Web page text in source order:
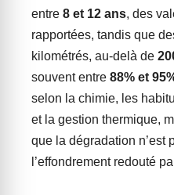
entre 8 et 12 ans, des
rapportées, tandis que
kilométrés, au-delà de
souvent entre 88% et
selon la chimie, les
et la gestion thermique,
que la dégradation n’est
l’effondrement redouté